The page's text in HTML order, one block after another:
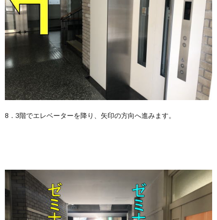
8．3階でエレベーターを降り、矢印の方向へ進みます。